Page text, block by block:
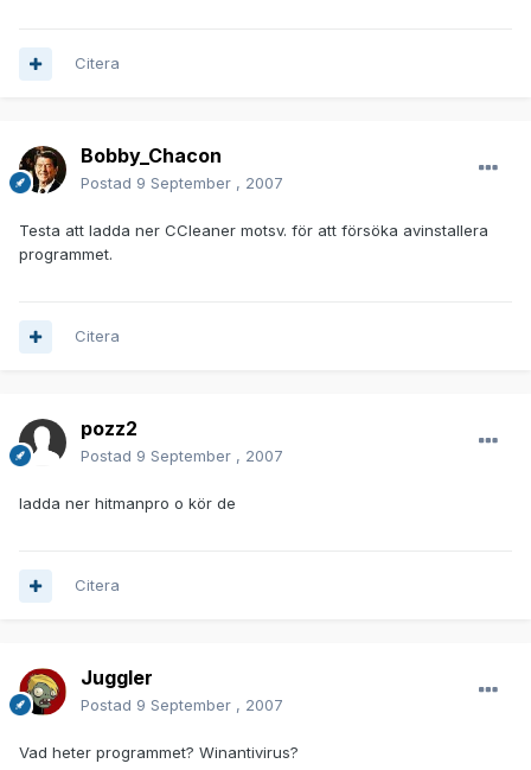
Citera
Bobby_Chacon
Postad 9 September , 2007
Testa att ladda ner CCleaner motsv. för att försöka avinstallera
programmet.
Citera
pozz2
Postad 9 September , 2007
ladda ner hitmanpro o kör de
Citera
Juggler
Postad 9 September , 2007
Vad heter programmet? Winantivirus?